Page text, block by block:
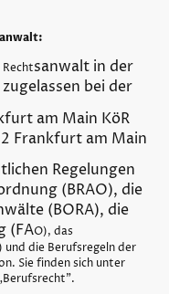
sanwalt in der
bei der
am Main KöR
Frankfurt am Main
Regelungen
(BRAO), die
(BORA), die
(FAO), das
und die Berufsregeln der
Sie finden sich unter